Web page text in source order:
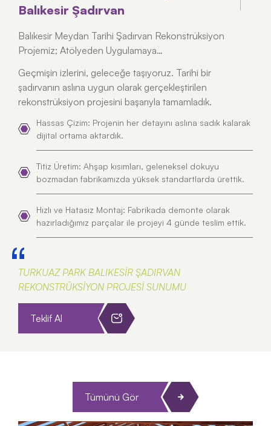
Balıkesir Şadırvan
Balıkesir Meydan Tarihi Şadırvan Rekonstrüksiyon
Projemiz; Atölyeden Uygulamaya…
Geçmişin izlerini, geleceğe taşıyoruz. Tarihi bir
şadırvanın aslına uygun olarak gerçekleştirilen
rekonstrüksiyon projesini başarıyla tamamladık.
Hassas Çizim: Projenin her detayını aslına sadık kalarak
dijital ortama aktardık.
Titiz Üretim: Ahşap kısımları, geleneksel dokuyu
bozmadan fabrikamızda yüksek standartlarda ürettik.
Hızlı ve Hatasız Montaj: Fabrikada demonte olarak
hazırladığımız parçalar ile projeyi 4 günde teslim ettik.
TURKUAZ PARK BALIKESİR ŞADIRVAN
REKONSTRÜKSİYON PROJESİ SUNUMU
Teklif Al
Tümünü Gör